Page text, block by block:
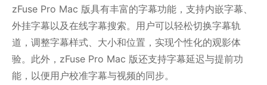
zFuse Pro Mac 版具有丰富的字幕功能，支持内嵌字幕、
外挂字幕以及在线字幕搜索。用户可以轻松切换字幕轨
道，调整字幕样式、大小和位置，实现个性化的观影体
验。此外，zFuse Pro Mac 版还支持字幕延迟与提前功
能，以便用户校准字幕与视频的同步。